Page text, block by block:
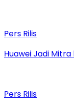
Pers Rilis
Huawei Jadi Mitra
Pers Rilis